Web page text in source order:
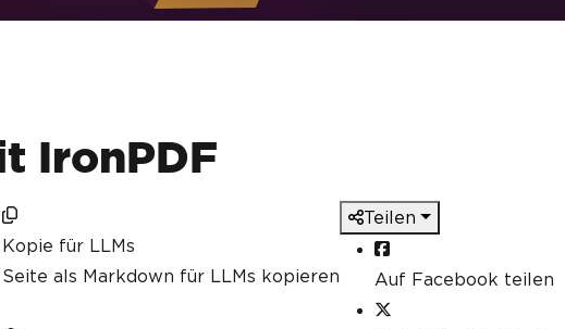
IronPDF
Kopie für LLMs
Seite als Markdown für LLMs kopieren
Teilen
Auf Facebook teilen